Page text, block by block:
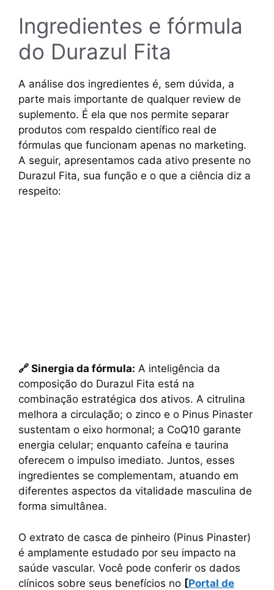
Ingredientes e fórmula
do Durazul Fita
A análise dos ingredientes é, sem dúvida, a
parte mais importante de qualquer review de
suplemento. É ela que nos permite separar
produtos com respaldo científico real de
fórmulas que funcionam apenas no marketing.
A seguir, apresentamos cada ativo presente no
Durazul Fita, sua função e o que a ciência diz a
respeito:
🔗 Sinergia da fórmula: A inteligência da
composição do Durazul Fita está na
combinação estratégica dos ativos. A citrulina
melhora a circulação; o zinco e o Pinus Pinaster
sustentam o eixo hormonal; a CoQ10 garante
energia celular; enquanto cafeína e taurina
oferecem o impulso imediato. Juntos, esses
ingredientes se complementam, atuando em
diferentes aspectos da vitalidade masculina de
forma simultânea.
O extrato de casca de pinheiro (Pinus Pinaster)
é amplamente estudado por seu impacto na
saúde vascular. Você pode conferir os dados
clínicos sobre seus benefícios no [Portal de